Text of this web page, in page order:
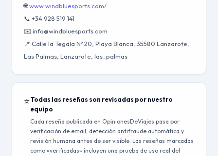
🌐www.windbluesports.com/
📞 +34 928 519 141
✉️ info@windbluesports.com
📍 Calle la Tegala Nº 20, Playa Blanca, 35580 Lanzarote,
Las Palmas, Lanzarote, las_palmas
⭐Todas las reseñas son revisadas por nuestro
equipo
Cada reseña publicada en OpinionesDeViajes pasa por
verificación de email, detección antifraude automática y
revisión humana antes de ser visible. Las reseñas marcadas
como «verificadas» incluyen una prueba de uso real del